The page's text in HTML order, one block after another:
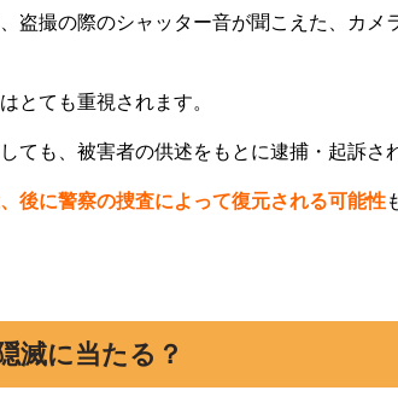
盗撮の際のシャッター音が聞こえた、カメ
とても重視されます。
ても、被害者の供述をもとに逮捕・起訴さ
後に警察の捜査によって復元される可能性
滅に当たる？